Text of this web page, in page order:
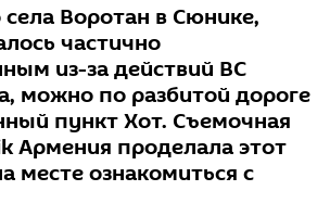
Воротан в Сюнике,
частично
из-за действий ВС
можно по разбитой дороге
пункт Хот. Съемочная
Армения проделала этот
месте ознакомиться с